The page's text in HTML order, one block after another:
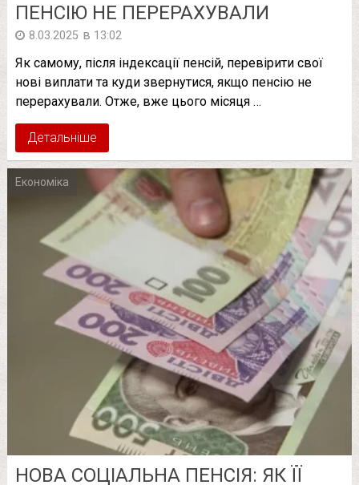
ПЕНСІЮ НЕ ПЕРЕРАХУВАЛИ
8.03.2025 в 13:02
Як самому, після індексації пенсій, перевірити свої
нові виплати та куди звернутися, якщо пенсію не
перерахували. Отже, вже цього місяця …
Детальніше
Економіка
НОВА СОЦІАЛЬНА ПЕНСІЯ: ЯК ЇЇ